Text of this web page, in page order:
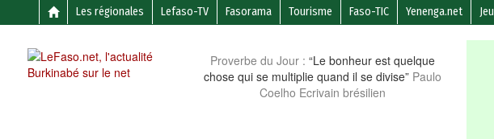
Les régionales Lefaso-TV Fasorama Tourisme Faso-TIC Yenenga.net
Proverbe du Jour : “Le bonheur est quelque
chose qui se multiplie quand il se divise” Paulo
Coelho Ecrivain brésilien